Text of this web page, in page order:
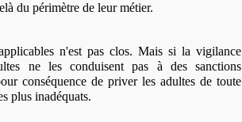
du périmètre de leur métier.
n'est pas clos. Mais si la vigilance
ne les conduisent pas à des sanctions
conséquence de priver les adultes de toute
plus inadéquats.